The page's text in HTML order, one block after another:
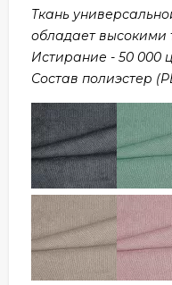
Ткань
обладает высокими
Истирание - 50 000
Состав полиэстер